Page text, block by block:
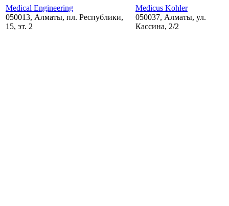
Medical Engineering
050013, Алматы, пл. Республики,
15, эт. 2
Medicus Kohler
050037, Алматы, ул.
Кассина, 2/2